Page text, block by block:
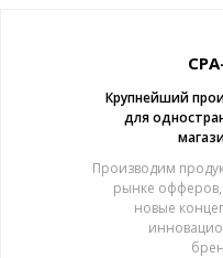
Крупнейший
для
Производим
рынке офферов,
новые